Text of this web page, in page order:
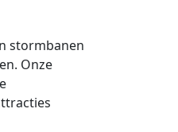
stormbanen
Onze